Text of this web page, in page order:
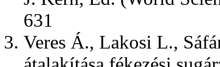
631
Veres Á., Lakosi L.,